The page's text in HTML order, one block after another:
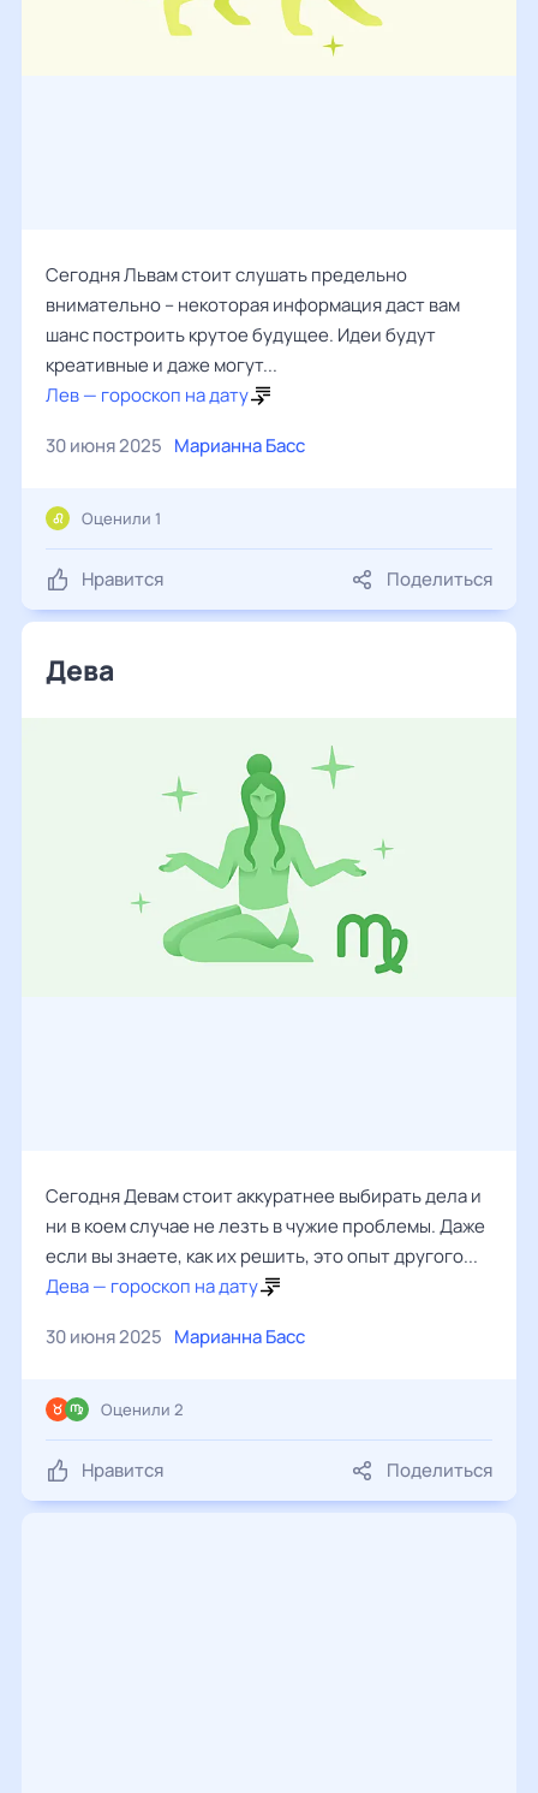
Сегодня Львам стоит слушать предельно
внимательно – некоторая информация даст вам
шанс построить крутое будущее. Идеи будут
креативные и даже могут...
Лев — гороскоп на дату
30 июня 2025 Марианна Басс
Нравится Поделиться
Оценили 1
Дева
Сегодня Девам стоит аккуратнее выбирать дела и
ни в коем случае не лезть в чужие проблемы. Даже
если вы знаете, как их решить, это опыт другого...
Дева — гороскоп на дату
30 июня 2025 Марианна Басс
Нравится Поделиться
Оценили 2